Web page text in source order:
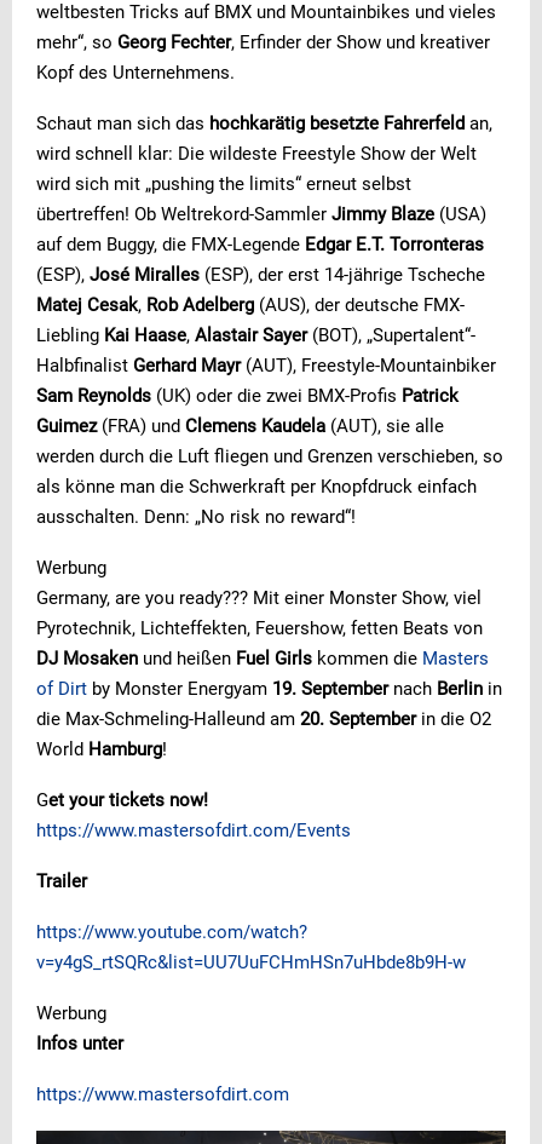
weltbesten Tricks auf BMX und Mountainbikes und vieles
mehr“, so Georg Fechter, Erfinder der Show und kreativer
Kopf des Unternehmens.
Schaut man sich das hochkarätig besetzte Fahrerfeld an,
wird schnell klar: Die wildeste Freestyle Show der Welt
wird sich mit „pushing the limits“ erneut selbst
übertreffen! Ob Weltrekord-Sammler Jimmy Blaze (USA)
auf dem Buggy, die FMX-Legende Edgar E.T. Torronteras
(ESP), José Miralles (ESP), der erst 14-jährige Tscheche
Matej Cesak, Rob Adelberg (AUS), der deutsche FMX-
Liebling Kai Haase, Alastair Sayer(BOT), „Supertalent“-
Halbfinalist Gerhard Mayr(AUT), Freestyle-Mountainbiker
Sam Reynolds (UK) oder die zwei BMX-Profis Patrick
Guimez(FRA) und Clemens Kaudela (AUT), sie alle
werden durch die Luft fliegen und Grenzen verschieben, so
als könne man die Schwerkraft per Knopfdruck einfach
ausschalten. Denn: „No risk no reward“!
Werbung
Germany, are you ready??? Mit einer Monster Show, viel
Pyrotechnik, Lichteffekten, Feuershow, fetten Beats von
DJ Mosaken und heißen Fuel Girls kommen die Masters
of Dirt by Monster Energyam 19. Septembernach Berlin in
die Max-Schmeling-Halleund am 20. September in die O2
World Hamburg!
Get your tickets now!
https://www.mastersofdirt.com/Events
Trailer
https://www.youtube.com/watch?
v=y4gS_rtSQRc&list=UU7UuFCHmHSn7uHbde8b9H-w
Werbung
Infos unter
https://www.mastersofdirt.com